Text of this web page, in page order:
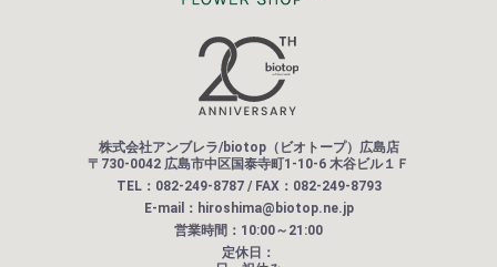
株式会社アンブレラ/biotop（ビオトープ）広島店
〒730-0042 広島市中区国泰寺町1-10-6 木谷ビル１Ｆ
TEL：082-249-8787 / FAX：082-249-8793
E-mail：hiroshima@biotop.ne.jp
営業時間：10:00～21:00
定休日：